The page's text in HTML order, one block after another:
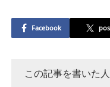
Facebook
この記事を書いた人